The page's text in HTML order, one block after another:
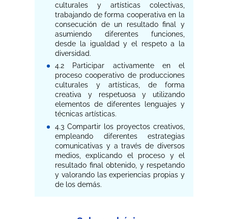
culturales y artísticas colectivas,
trabajando de forma cooperativa en la
consecución de un resultado final y
asumiendo diferentes funciones,
desde la igualdad y el respeto a la
diversidad.
4.2 Participar activamente en el
proceso cooperativo de producciones
culturales y artísticas, de forma
creativa y respetuosa y utilizando
elementos de diferentes lenguajes y
técnicas artísticas.
4.3 Compartir los proyectos creativos,
empleando diferentes estrategias
comunicativas y a través de diversos
medios, explicando el proceso y el
resultado final obtenido, y respetando
y valorando las experiencias propias y
de los demás.